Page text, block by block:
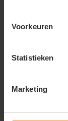
Voorkeuren
Statistieken
Marketing